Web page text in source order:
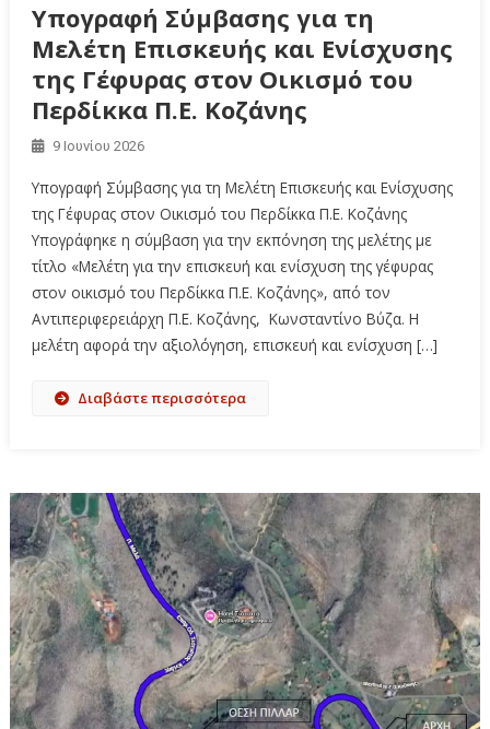
Υπογραφή Σύμβασης για τη
Μελέτη Επισκευής και Ενίσχυσης
της Γέφυρας στον Οικισμό του
Περδίκκα Π.Ε. Κοζάνης
9 Ιουνίου 2026
Υπογραφή Σύμβασης για τη Μελέτη Επισκευής και Ενίσχυσης
της Γέφυρας στον Οικισμό του Περδίκκα Π.Ε. Κοζάνης
Υπογράφηκε η σύμβαση για την εκπόνηση της μελέτης με
τίτλο «Μελέτη για την επισκευή και ενίσχυση της γέφυρας
στον οικισμό του Περδίκκα Π.Ε. Κοζάνης», από τον
Αντιπεριφερειάρχη Π.Ε. Κοζάνης, Κωνσταντίνο Βύζα. Η
μελέτη αφορά την αξιολόγηση, επισκευή και ενίσχυση […]
Διαβάστε περισσότερα